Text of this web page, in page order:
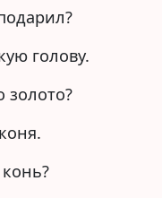
голову.
золото?